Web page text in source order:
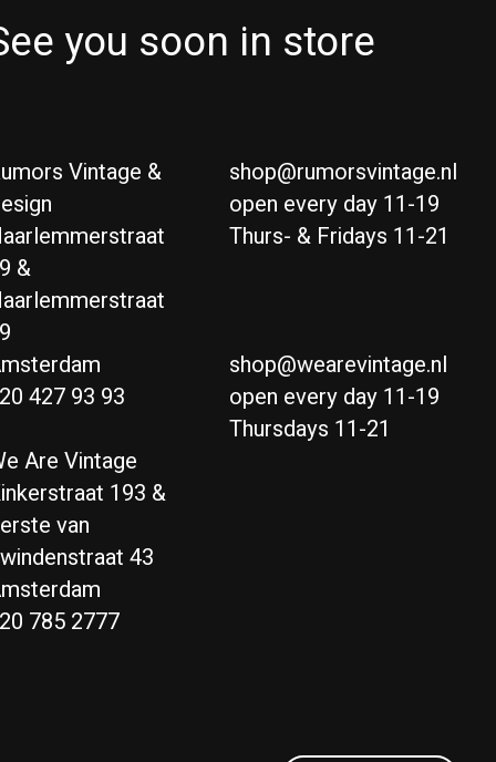
you soon in store
Vintage &
&
427 93 93
Are Vintage
193 &
van
43
785 2777
shop@rumorsvintage.nl
open every day 11-19
Thurs- & Fridays 11-21
shop@wearevintage.nl
open every day 11-19
Thursdays 11-21